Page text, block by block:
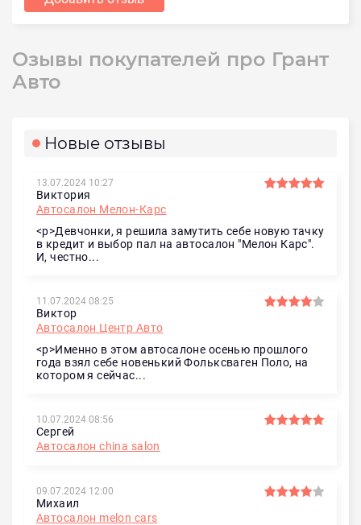
Озывы покупателей про Грант
Авто
Новые отзывы
13.07.2024 10:27
Виктория
Автосалон Мелон-Карс
<p>Девчонки, я решила замутить себе новую тачку
в кредит и выбор пал на автосалон "Мелон Карс".
И, честно...
11.07.2024 08:25
Виктор
Автосалон Центр Авто
<p>Именно в этом автосалоне осенью прошлого
года взял себе новенький Фольксваген Поло, на
котором я сейчас...
10.07.2024 08:56
Сергей
Автосалон china salon
09.07.2024 12:00
Михаил
Автосалон melon cars